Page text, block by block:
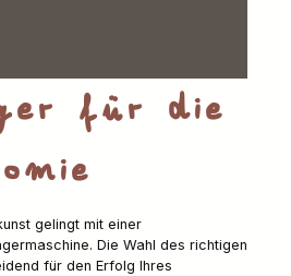
für die
gelingt mit einer
Die Wahl des richtigen
für den Erfolg Ihres